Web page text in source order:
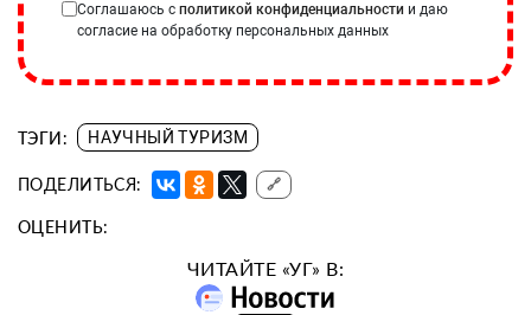
Соглашаюсь с политикой конфиденциальности и даю
согласие на обработку персональных данных
ТЭГИ: НАУЧНЫЙ ТУРИЗМ
ПОДЕЛИТЬСЯ: 🔗
ОЦЕНИТЬ:
ЧИТАЙТЕ «УГ» В: